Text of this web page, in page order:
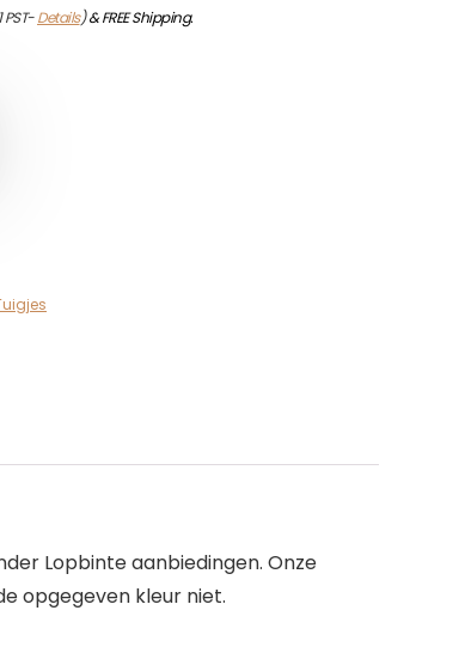
Details)&FREE Shipping.
Lopbinte aanbiedingen. Onze
opgegeven kleur niet.